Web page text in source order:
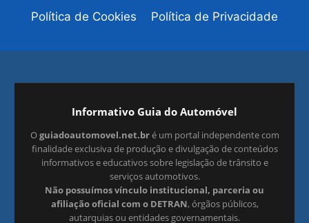
Política de Cookies
Política de Privacidade
Informativo Guia do Automóvel
Oguiadoautomovel.net.bré um portal independente com
finalidade exclusiva de produção e divulgação de conteúdos
informativos e educativos sobre legislação de trânsito e
serviços automotivos.
Não possuímos vínculo institucional, parceria ou
afiliação oficial com o DETRAN, órgãos públicos,
autarquias ou entidades governamentais.